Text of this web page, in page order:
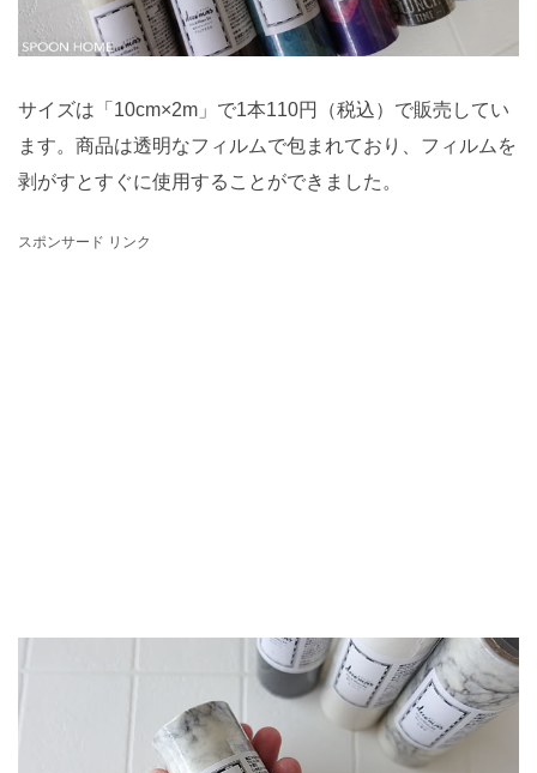
サイズは「10cm×2m」で1本110円（税込）で販売してい
ます。商品は透明なフィルムで包まれており、フィルムを
剥がすとすぐに使用することができました。
スポンサード リンク